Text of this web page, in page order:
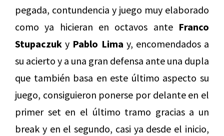
pegada, contundencia y juego muy elaborado
como ya hicieran en octavos ante Franco
Stupaczuk y Pablo Lima y, encomendados a
su acierto y a una gran defensa ante una dupla
que también basa en este último aspecto su
juego, consiguieron ponerse por delante en el
primer set en el último tramo gracias a un
break y en el segundo, casi ya desde el inicio,